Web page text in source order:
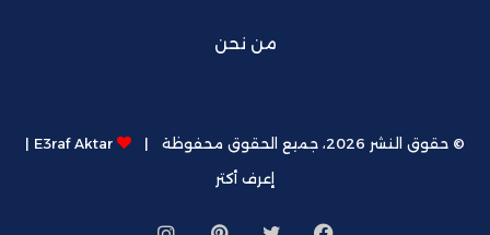
من نحن
© حقوق النشر 2026، جميع الحقوق محفوظة |
E3raf Aktar |
إعرف أكتر